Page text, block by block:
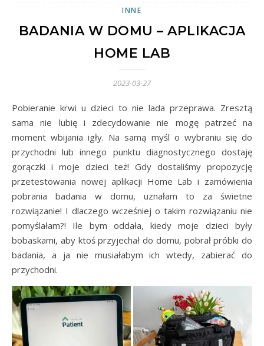
INNE
BADANIA W DOMU – APLIKACJA
HOME LAB
2023-03-27
Pobieranie krwi u dzieci to nie lada przeprawa. Zresztą
sama nie lubię i zdecydowanie nie mogę patrzeć na
moment wbijania igły. Na samą myśl o wybraniu się do
przychodni lub innego punktu diagnostycznego dostaję
gorączki i moje dzieci też! Gdy dostaliśmy propozycję
przetestowania nowej aplikacji Home Lab i zamówienia
pobrania badania w domu, uznałam to za świetne
rozwiązanie! I dlaczego wcześniej o takim rozwiązaniu nie
pomyślałam?! Ile bym oddała, kiedy moje dzieci były
bobaskami, aby ktoś przyjechał do domu, pobrał próbki do
badania, a ja nie musiałabym ich wtedy, zabierać do
przychodni.